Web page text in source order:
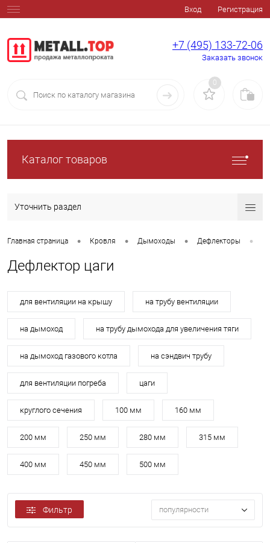
Вход Регистрация
+7 (495) 133-72-06
Заказать звонок
0
Каталог товаров
Уточнить раздел
Главная страница • Кровля • Дымоходы • Дефлекторы •
Дефлектор цаги
для вентиляции на крышу на трубу вентиляции
на дымоход на трубу дымохода для увеличения тяги
на дымоход газового котла на сэндвич трубу
для вентиляции погреба цаги
круглого сечения 100 мм 160 мм
200 мм 250 мм 280 мм 315 мм
400 мм 450 мм 500 мм
Фильтр популярности